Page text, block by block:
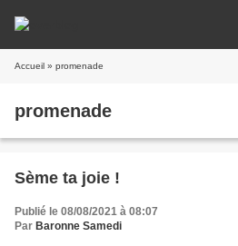
Accueil » promenade
promenade
Sème ta joie !
Publié le 08/08/2021 à 08:07
Par Baronne Samedi